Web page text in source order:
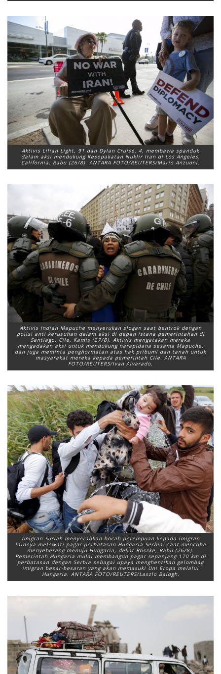
Aktivis Lilian Light, 91 dan Dylan Cruise, 4, membawa spanduk
dalam aksi mendukung Kesepakatan Nuklir Iran di Los Angeles,
California, Rabu (26/8). ANTARA FOTO/REUTERS/Mario Anzuoni.
Aktivis Indian Mapuche menyerukan slogan saat bentrok dengan
polisi anti kerusuhan dalam aksi di depan istana pemerintahan di
Santiago, Cile, Kamis (27/8). Aktivis mengatakan mereka
mengadakan aksi untuk mendukung narapidana sesama Mapuche,
dan juga meminta penghormatan atas hak pribumi dan tanah untuk
masyarakat mereka kepada pemerintah Cile. ANTARA
FOTO/REUTERS/Ivan Alvarado.
Imigran Suriah menyerahkan bocah perempuan kepada imigran
lainnya melewati pagar perbatasan Hungaria-Serbia, saat mencoba
menyeberang menuju Hungaria, dekat Roszke, Rabu (26/8).
Pemerintah Hungaria mulai membangun pagar sepanjang 170 km di
perbatasan dengan Serbia sebagai upaya menghentikan gelombag
imigran besar-besaran yang akan memasuki Uni Eropa melalui
Hungaria. ANTARA FOTO/REUTERS/Laszlo Balogh.